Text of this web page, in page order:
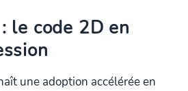
le code 2D en
une adoption accélérée en